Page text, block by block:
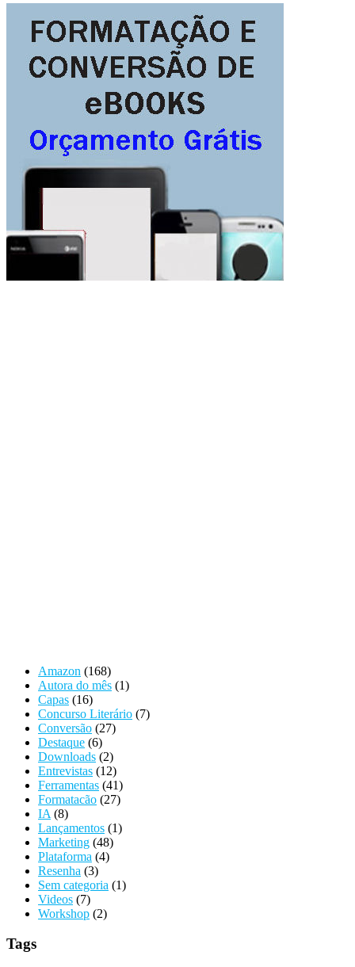
Amazon (168)
Autora do mês (1)
Capas (16)
Concurso Literário (7)
Conversão (27)
Destaque (6)
Downloads (2)
Entrevistas (12)
Ferramentas (41)
Formatacão (27)
IA (8)
Lançamentos (1)
Marketing (48)
Plataforma (4)
Resenha (3)
Sem categoria (1)
Videos (7)
Workshop (2)
Tags